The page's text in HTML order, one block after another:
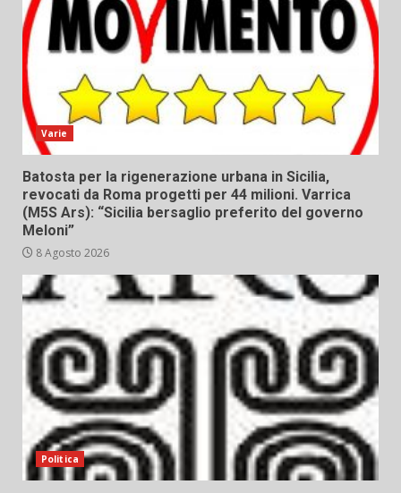
Varie
Batosta per la rigenerazione urbana in Sicilia,
revocati da Roma progetti per 44 milioni. Varrica
(M5S Ars): “Sicilia bersaglio preferito del governo
Meloni”
8 Agosto 2026
Politica